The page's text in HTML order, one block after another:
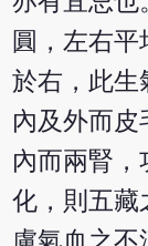
圓，左右
於右，此生
內及外而皮
內而兩腎
化，則五藏